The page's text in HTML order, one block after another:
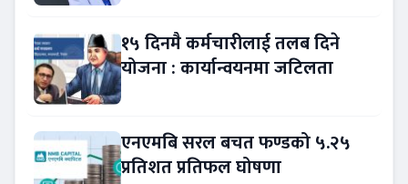
१५ दिनमै कर्मचारीलाई तलब दिने
योजना : कार्यान्वयनमा जटिलता
एनएमबि सरल बचत फण्डको ५.२५
प्रतिशत प्रतिफल घोषणा